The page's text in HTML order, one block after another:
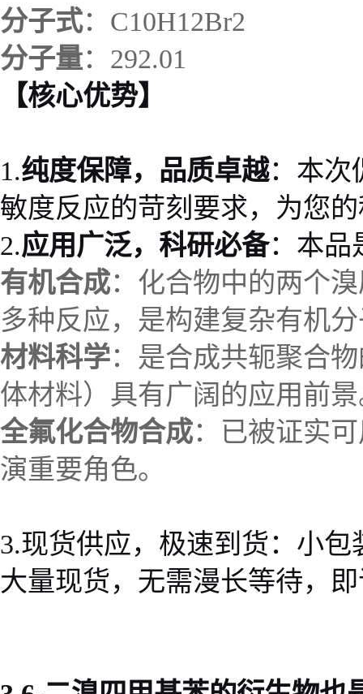
分子式：C10H12Br2
分子量：292.01
【核心优势】
1.纯度保障，品质卓越：本次
敏度反应的苛刻要求，为您
2.应用广泛，科研必备：本品
有机合成：化合物中的两个
多种反应，是构建复杂有机
材料科学：是合成共轭聚合
体材料）具有广阔的应用前景
全氟化合物合成：已被证实
演重要角色。
3.现货供应，极速到货：小包
大量现货，无需漫长等待，